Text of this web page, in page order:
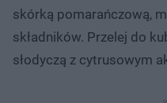
skórką pomarańczową,
składników. Przelej do
słodyczą z cytrusowym